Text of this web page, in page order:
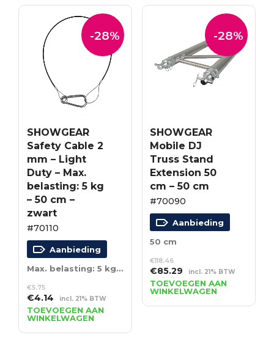
-28%
SHOWGEAR
Safety Cable 2
mm – Light
Duty – Max.
belasting: 5 kg
– 50 cm –
zwart
#70110
Aanbieding
Max. belasting: 5 kg – 50 cm – zwart
€5.75
Oorspronkelijke
prijs
was:
€5.75.
€4.14Huidige
prijs
is:
€4.14.
incl. 21% BTW
TOEVOEGEN AAN
WINKELWAGEN
-28%
SHOWGEAR
Mobile DJ
Truss Stand
Extension 50
cm – 50 cm
#70090
Aanbieding
50 cm
€118.46
Oorspronkelijke
prijs
was:
€118.46.
€85.29 Huidige
prijs
is:
€85.29.
incl. 21% BTW
TOEVOEGEN AAN
WINKELWAGEN